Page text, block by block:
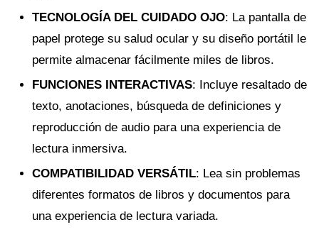
TECNOLOGÍA DEL CUIDADO OJO: La pantalla de
papel protege su salud ocular y su diseño portátil le
permite almacenar fácilmente miles de libros.
FUNCIONES INTERACTIVAS: Incluye resaltado de
texto, anotaciones, búsqueda de definiciones y
reproducción de audio para una experiencia de
lectura inmersiva.
COMPATIBILIDAD VERSÁTIL: Lea sin problemas
diferentes formatos de libros y documentos para
una experiencia de lectura variada.